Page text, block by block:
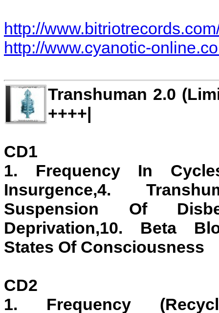
http://
http://www.cyanotic-
Transhuman 2.0
++++|
CD1
1. Frequency In
Insurgence,4.
Suspension Of
Deprivation,10. Beta
States Of Consciousness
CD2
1. Frequency